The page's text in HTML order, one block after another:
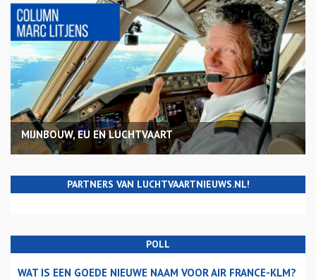
MIJNBOUW, EU EN LUCHTVAART
PARTNERS VAN LUCHTVAARTNIEUWS.NL!
POLL
WAT IS EEN GOEDE NIEUWE NAAM VOOR AIR FRANCE-KLM?